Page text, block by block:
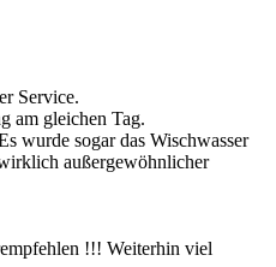
Service.
am gleichen Tag.
wurde sogar das Wischwasser
außergewöhnlicher
!!! Weiterhin viel